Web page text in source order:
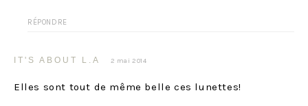
RÉPONDRE
IT'S ABOUT L.A 2 mai 2014
Elles sont tout de même belle ces lunettes!